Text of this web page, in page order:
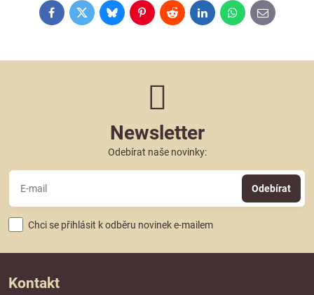
FacebookTwitterBlueskyPinterestRedditLinkedInWhatsApp
E-
mail
Newsletter
Odebírat naše novinky:
Odebírat
Chci se přihlásit k odběru novinek e-mailem
Kontakt